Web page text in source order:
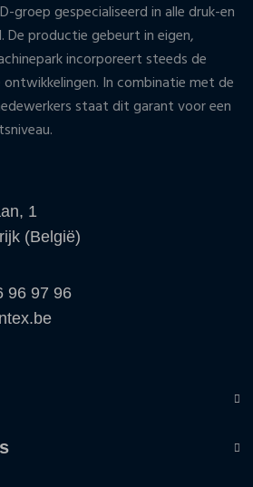
groep gespecialiseerd in alle druk-en
productie gebeurt in eigen,
incorporeert steeds de
In combinatie met de
staat dit garant voor een
1
(België)
96 97 96